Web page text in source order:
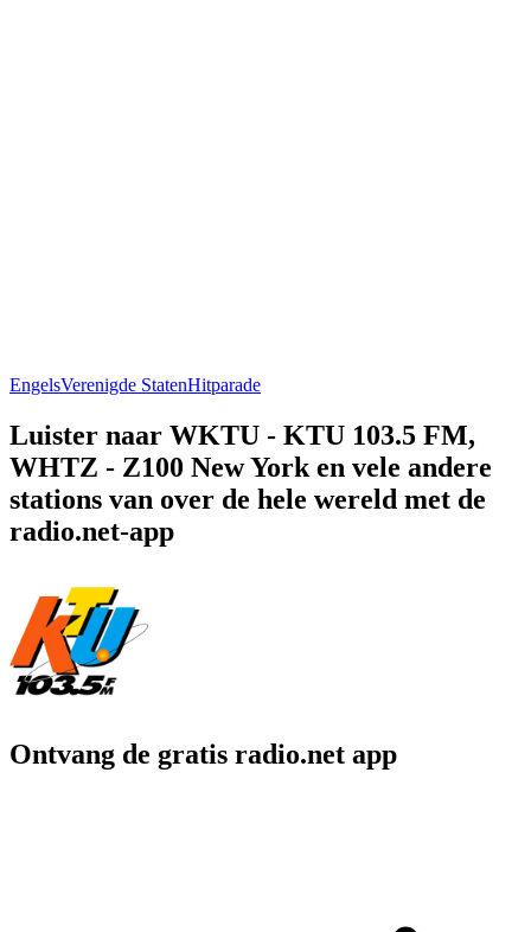
EngelsVerenigde StatenHitparade
Luister naar WKTU - KTU 103.5 FM,
WHTZ - Z100 New York en vele andere
stations van over de hele wereld met de
radio.net-app
Ontvang de gratis radio.net app